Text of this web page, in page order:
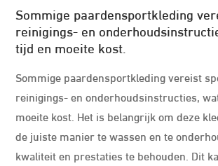
Sommige paardensportkleding
reinigings- en
tijd en moeite kost.
Sommige paardensportkleding vereist
reinigings- en onderhoudsinstructies,
moeite kost. Het is belangrijk om deze
de juiste manier te wassen en te
kwaliteit en prestaties te behouden. Dit